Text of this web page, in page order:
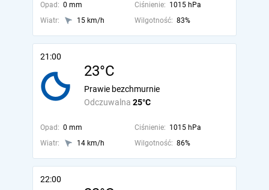
Opad: 0 mm Ciśnienie: 1015 hPa
Wiatr:
15 km/h Wilgotność: 83%
21:00
23°C
Odczuwalna 25°C
Prawie bezchmurnie
Opad: 0 mm Ciśnienie: 1015 hPa
Wiatr:
14 km/h Wilgotność: 86%
22:00